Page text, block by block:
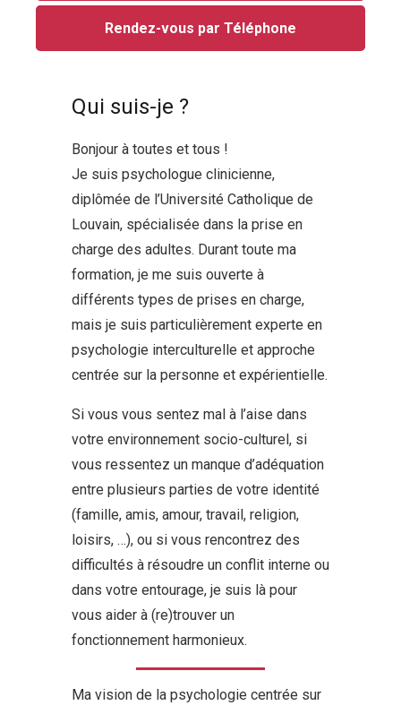
Qui suis-je ?
Bonjour à toutes et tous !
Je suis psychologue clinicienne,
diplômée de l’Université Catholique de
Louvain, spécialisée dans la prise en
charge des adultes. Durant toute ma
formation, je me suis ouverte à
différents types de prises en charge,
mais je suis particulièrement experte en
psychologie interculturelle et approche
centrée sur la personne et expérientielle.
Si vous vous sentez mal à l’aise dans
votre environnement socio-culturel, si
vous ressentez un manque d’adéquation
entre plusieurs parties de votre identité
(famille, amis, amour, travail, religion,
loisirs, …), ou si vous rencontrez des
difficultés à résoudre un conflit interne ou
dans votre entourage, je suis là pour
vous aider à (re)trouver un
fonctionnement harmonieux.
Ma vision de la psychologie centrée sur
Rendez-vous par Téléphone